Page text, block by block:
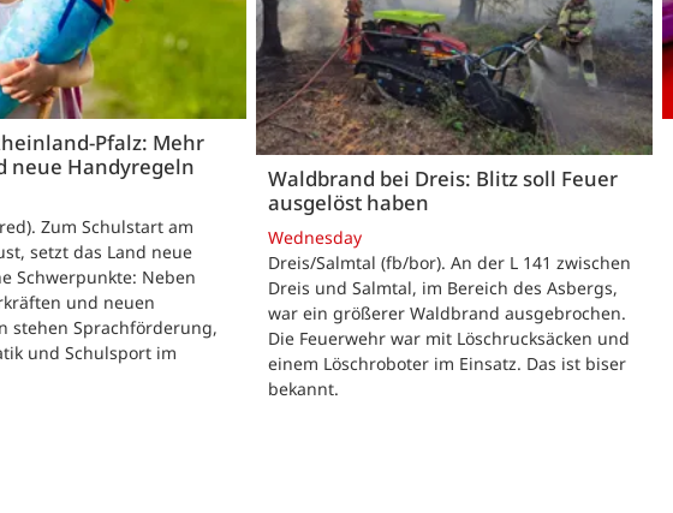
Pfalz: Mehr
neue Handyregeln
Zum Schulstart am
setzt das Land neue
Schwerpunkte: Neben
und neuen
stehen Sprachförderung,
und Schulsport im
Waldbrand bei Dreis: Blitz soll Feuer
ausgelöst haben
Wednesday
Dreis/Salmtal (fb/bor). An der L 141 zwischen
Dreis und Salmtal, im Bereich des Asbergs,
war ein größerer Waldbrand ausgebrochen.
Die Feuerwehr war mit Löschrucksäcken und
einem Löschroboter im Einsatz. Das ist biser
bekannt.